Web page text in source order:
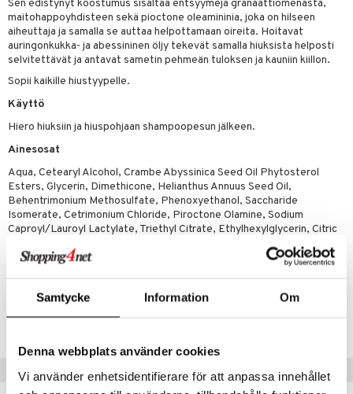
Samtycke Information Om
Denna webbplats använder cookies
Vi använder enhetsidentifierare för att anpassa innehållet
Sen edistynyt koostumus sisältää entsyymejä granaattiomenasta,
maitohappoyhdisteen sekä pioctone oleamininia, joka on hilseen
aiheuttaja ja samalla se auttaa helpottamaan oireita. Hoitavat
auringonkukka- ja abessininen öljy tekevät samalla hiuksista helposti
selvitettävät ja antavat sametin pehmeän tuloksen ja kauniin kiillon.
Sopii kaikille hiustyypelle.
Käyttö
Hiero hiuksiin ja hiuspohjaan shampoopesun jälkeen.
Ainesosat
Aqua, Cetearyl Alcohol, Crambe Abyssinica Seed Oil Phytosterol
Esters, Glycerin, Dimethicone, Helianthus Annuus Seed Oil,
Behentrimonium Methosulfate, Phenoxyethanol, Saccharide
Isomerate, Cetrimonium Chloride, Piroctone Olamine, Sodium
Caproyl/Lauroyl Lactylate, Triethyl Citrate, Ethylhexylglycerin, Citric
Acid, Sodium Citrate, Phragmites Kharka Extract, Poria Cocos
Extract, Sodium Benzoate.
Tuotenumero
CAA24-D9-300-XX-XX
Suositut tuotteet
& Viikset
3: Kosteutus
ja naamiot
Huulten Hoito
Elixir
Happy
Happy For Men
Miehille
& Soujaus
& Ihonpuhdistus